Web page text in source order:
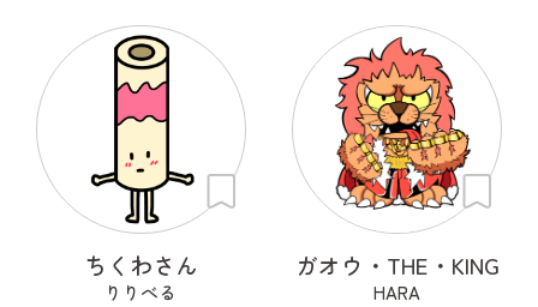
ちくわさん
りりべる
ガオウ・THE・KING
HARA